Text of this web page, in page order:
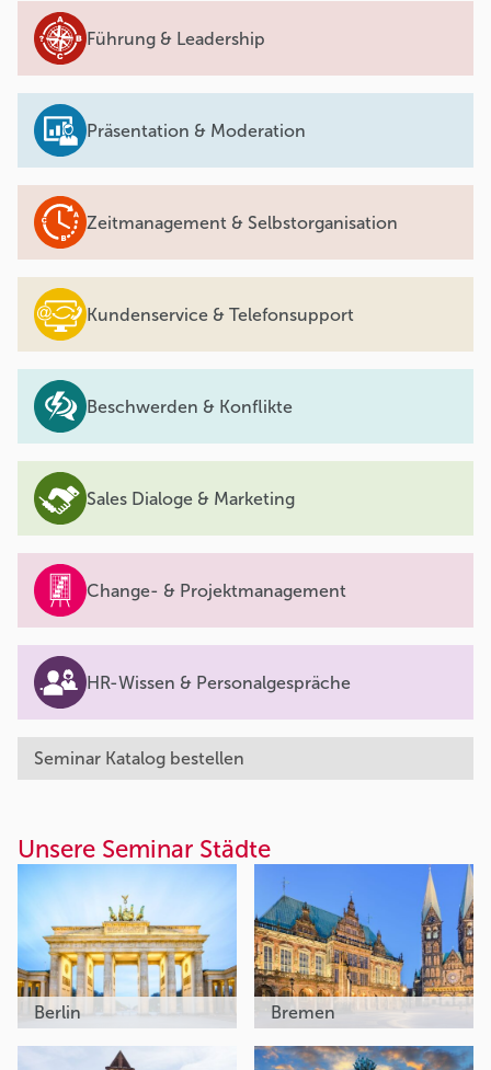
Führung & Leadership
Präsentation & Moderation
Zeitmanagement & Selbstorganisation
Kundenservice & Telefonsupport
Beschwerden & Konflikte
Sales Dialoge & Marketing
Change- & Projektmanagement
HR-Wissen & Personalgespräche
Seminar Katalog bestellen
Unsere Seminar Städte
Berlin Bremen